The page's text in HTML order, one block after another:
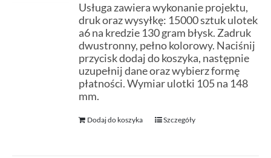
Usługa zawiera wykonanie projektu,
druk oraz wysyłkę: 15000 sztuk ulotek
a6 na kredzie 130 gram błysk. Zadruk
dwustronny, pełno kolorowy. Naciśnij
przycisk dodaj do koszyka, następnie
uzupełnij dane oraz wybierz formę
płatności. Wymiar ulotki 105 na 148
mm.
Dodaj do koszyka Szczegóły